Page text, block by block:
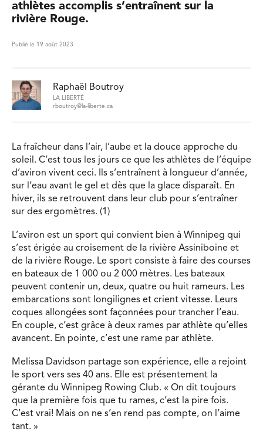
athlètes accomplis s’entraînent sur la
rivière Rouge.
Publié le 19 août 2023
Raphaël Boutroy
LA LIBERTÉ
rboutroy@la-liberte.ca
La fraîcheur dans l’air, l’aube et la douce approche du
soleil. C’est tous les jours ce que les athlètes de l’équipe
d’aviron vivent ceci. Ils s’entraînent à longueur d’année,
sur l’eau avant le gel et dès que la glace disparaît. En
hiver, ils se retrouvent dans leur club pour s’entraîner
sur des ergomètres. (1)
L’aviron est un sport qui convient bien à Winnipeg qui
s’est érigée au croisement de la rivière Assiniboine et
de la rivière Rouge. Le sport consiste à faire des courses
en bateaux de 1 000 ou 2 000 mètres. Les bateaux
peuvent contenir un, deux, quatre ou huit rameurs. Les
embarcations sont longilignes et crient vitesse. Leurs
coques allongées sont façonnées pour trancher l’eau.
En couple, c’est grâce à deux rames par athlète qu’elles
avancent. En pointe, c’est une rame par athlète.
Melissa Davidson partage son expérience, elle a rejoint
le sport vers ses 40 ans. Elle est présentement la
gérante du Winnipeg Rowing Club. « On dit toujours
que la première fois que tu rames, c’est la pire fois.
C’est vrai! Mais on ne s’en rend pas compte, on l’aime
tant. »